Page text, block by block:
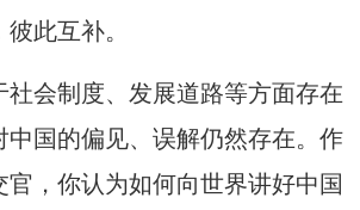
此互补。
会制度、发展道路等方面存在
中国的偏见、误解仍然存在。作
官，你认为如何向世界讲好中国